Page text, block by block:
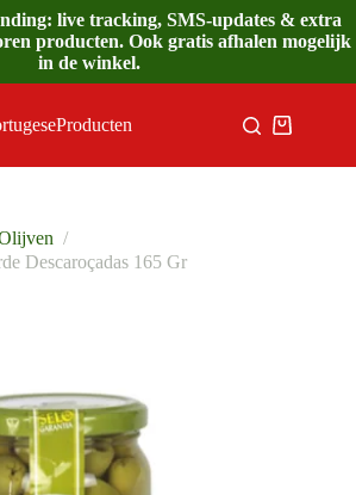
live tracking, SMS-updates & extra
producten. Ook gratis afhalen mogelijk
in de winkel.
/
Descaroçadas 165 Gr